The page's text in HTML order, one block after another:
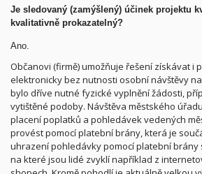
Je sledovaný (zamýšlený) účinek projektu
kvalitativně prokazatelný?
Ano.
Občanovi (firmě) umožňuje řešení získávat i
elektronicky bez nutnosti osobní návštěvy
bylo dříve nutné fyzické vyplnění žádosti,
vytištěné podoby. Návštěva městského
placení poplatků a pohledávek vedených
provést pomocí platební brány, která je
uhrazení pohledávky pomocí platební brány
na které jsou lidé zvyklí například z